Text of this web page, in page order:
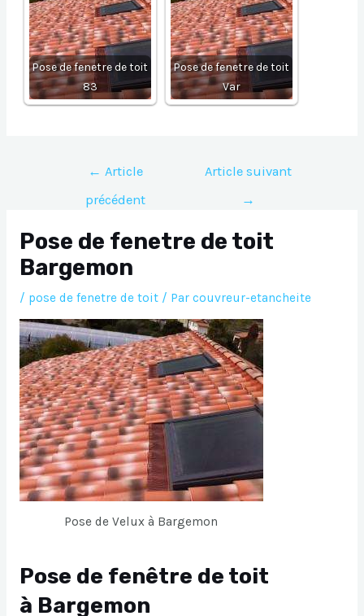
Pose de fenetre de toit
83
Pose de fenetre de toit
Var
l’article
← Article
précédent
Article suivant
→
Pose de fenetre de toit
Bargemon
/ pose de fenetre de toit/ Par couvreur-etancheite
Pose de Velux à Bargemon
Pose de fenêtre de toit
à Bargemon